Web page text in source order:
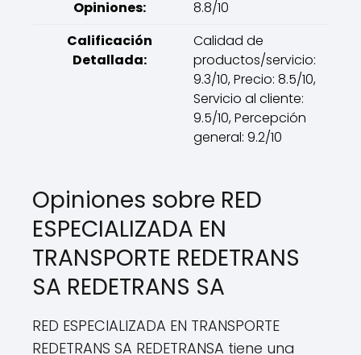
Opiniones:
8.8/10
Calificación
Detallada:
Calidad de
productos/servicio:
9.3/10, Precio: 8.5/10,
Servicio al cliente:
9.5/10, Percepción
general: 9.2/10
Opiniones sobre RED
ESPECIALIZADA EN
TRANSPORTE REDETRANS
SA REDETRANS SA
RED ESPECIALIZADA EN TRANSPORTE
REDETRANS SA REDETRANSA tiene una